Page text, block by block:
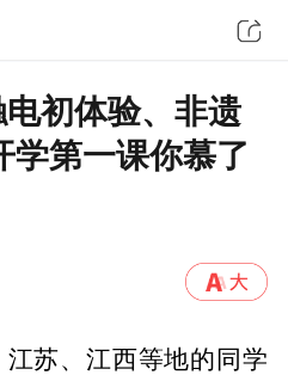
初体验、非遗
学第一课你慕了
苏、江西等地的同学